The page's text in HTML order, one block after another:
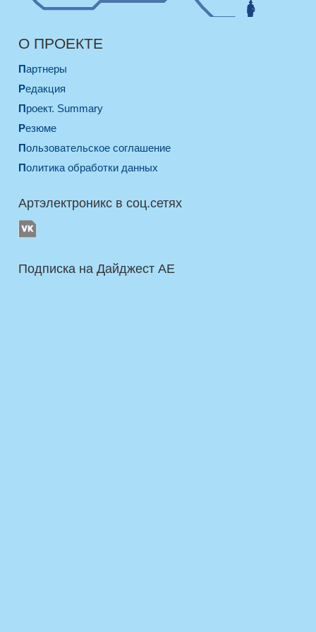
О ПРОЕКТЕ
Партнеры
Редакция
Проект. Summary
Резюме
Пользовательское соглашение
Политика обработки данных
Артэлектроникс в соц.сетях
Подписка на Дайджест AE